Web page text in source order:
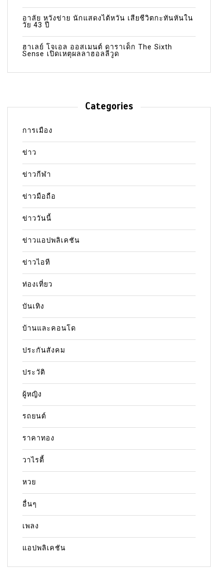
อาลัย หวังข่าย นักแสดงไต้หวัน เสียชีวิตกะทันหันใน
วัย 43 ปี
ฮาเลย์ โจเอล ออสเมนต์ ดาราเด็ก The Sixth
Sense เปิดเหตุผลลาฮอลลีวูด
Categories
การเมือง
ข่าว
ข่าวกีฬา
ข่าวมือถือ
ข่าววันนี้
ข่าวแอปพลิเคชัน
ข่าวไอที
ท่องเที่ยว
บันเทิง
บ้านและคอนโด
ประกันสังคม
ประวัติ
ผู้หญิง
รถยนต์
ราคาทอง
วาไรตี้
หวย
อื่นๆ
เพลง
แอปพลิเคชัน